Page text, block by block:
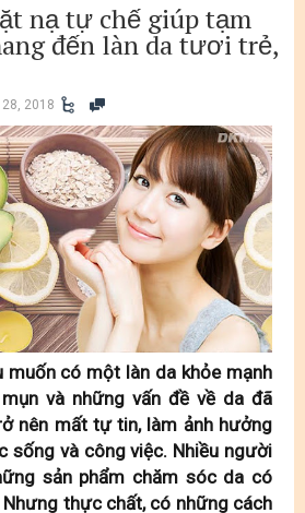
nạ tự chế giúp tạm
đến làn da tươi trẻ,
2018
muốn có một làn da khỏe mạnh
và những vấn đề về da đã
nên mất tự tin, làm ảnh hưởng
sống và công việc. Nhiều người
sản phẩm chăm sóc da có
thực chất, có những cách